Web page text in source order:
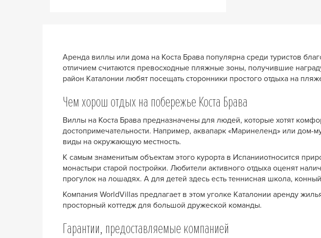
Аренда виллы или дома на Коста Брава популярна среди туристов
отличием считаются превосходные пляжные зоны, получившие
район Каталонии любят посещать сторонники простого отдыха на
Чем хорош отдых на побережье Коста Брава
Виллы на Коста Брава предназначены для людей, которые хотят
достопримечательности. Например, аквапарк «Маринеленд» или
виды на окружающую местность.
К самым знаменитым объектам этого курорта в Испанииотносится
монастыри старой постройки. Любители активного отдыха оценят
прогулок на лошадях. А для детей здесь есть теннисная школа,
Компания WorldVillas предлагает в этом уголке Каталонии аренду
просторный коттедж для большой дружеской команды.
Гарантии, предоставляемые компанией